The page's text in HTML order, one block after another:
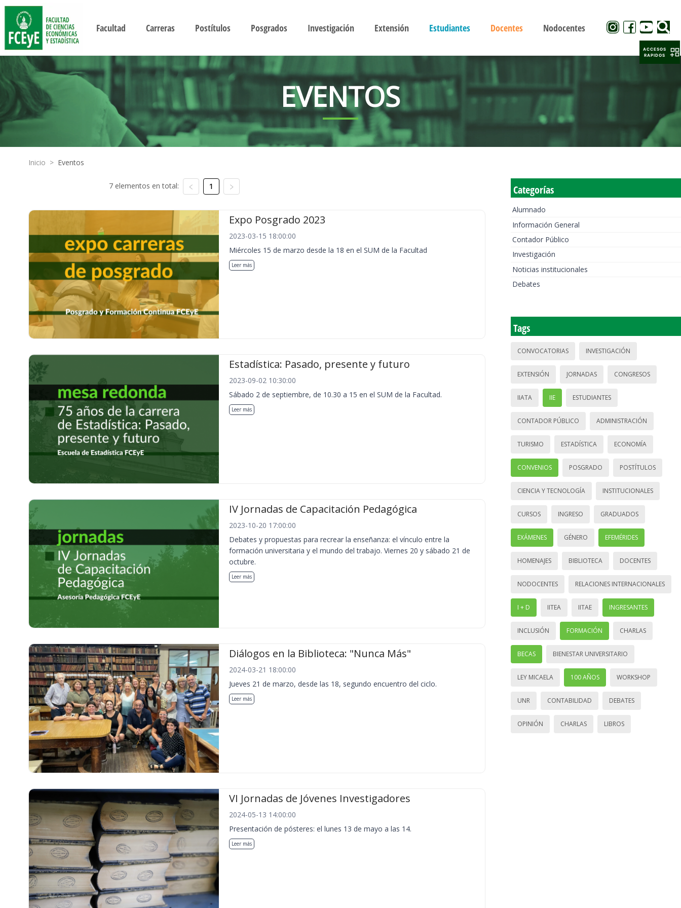
Facultad Carreras Postítulos Posgrados Investigación Extensión Estudiantes Docentes Nodocentes
EVENTOS
Inicio > Eventos
7 elementos en total: 1
Expo Posgrado 2023
2023-03-15 18:00:00
Miércoles 15 de marzo desde la 18 en el SUM de la Facultad
Leer más
Estadística: Pasado, presente y futuro
2023-09-02 10:30:00
Sábado 2 de septiembre, de 10.30 a 15 en el SUM de la Facultad.
Leer más
IV Jornadas de Capacitación Pedagógica
2023-10-20 17:00:00
Debates y propuestas para recrear la enseñanza: el vínculo entre la
formación universitaria y el mundo del trabajo. Viernes 20 y sábado 21 de
octubre.
Leer más
Diálogos en la Biblioteca: "Nunca Más"
2024-03-21 18:00:00
Jueves 21 de marzo, desde las 18, segundo encuentro del ciclo.
Leer más
VI Jornadas de Jóvenes Investigadores
2024-05-13 14:00:00
Presentación de pósteres: el lunes 13 de mayo a las 14.
Leer más
Categorías
Alumnado
Información General
Contador Público
Investigación
Noticias institucionales
Debates
Tags
CONVOCATORIAS INVESTIGACIÓN
EXTENSIÓN JORNADAS CONGRESOS
IIATA IIE ESTUDIANTES
CONTADOR PÚBLICO ADMINISTRACIÓN
TURISMO ESTADÍSTICA ECONOMÍA
CONVENIOS POSGRADO POSTÍTULOS
CIENCIA Y TECNOLOGÍA INSTITUCIONALES
CURSOS INGRESO GRADUADOS
EXÁMENES GÉNERO EFEMÉRIDES
HOMENAJES BIBLIOTECA DOCENTES
NODOCENTES RELACIONES INTERNACIONALES
I + D IITEA IITAE INGRESANTES
INCLUSIÓN FORMACIÓN CHARLAS
BECAS BIENESTAR UNIVERSITARIO
LEY MICAELA 100 AÑOS WORKSHOP
UNR CONTABILIDAD DEBATES
OPINIÓN CHARLAS LIBROS
ACCESOS
RAPIDOS